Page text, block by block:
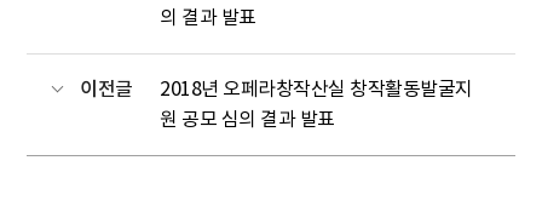
의 결과 발표
이전글
2018년 오페라창작산실 창작활동발굴지
원 공모 심의 결과 발표